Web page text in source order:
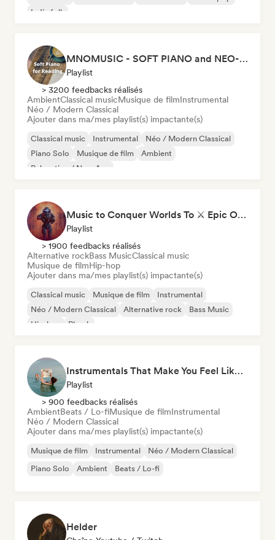
Indie folk
MNOMUSIC - SOFT PIANO and NEO-CLASSICAL
Playlist
> 3200 feedbacks réalisés
AmbientClassical musicMusique de filmInstrumental
Néo / Modern Classical
Ajouter dans ma/mes playlist(s) impactante(s)
Classical music Instrumental
Néo / Modern Classical
Piano Solo
Musique de film
Ambient
Relaxation / New Age
Music to Conquer Worlds To ⚔️ Epic Orchestral, Cinematic & Trailer Music
Playlist
> 1900 feedbacks réalisés
Alternative rockBass MusicClassical music
Musique de filmHip-hop
Ajouter dans ma/mes playlist(s) impactante(s)
Classical music Musique de film
Instrumental
Néo / Modern Classical
Alternative rock
Bass Music
Hip-hop
Phonk
Instrumentals That Make You Feel Like Floating
Playlist
> 900 feedbacks réalisés
AmbientBeats / Lo-fiMusique de filmInstrumental
Néo / Modern Classical
Ajouter dans ma/mes playlist(s) impactante(s)
Musique de film Instrumental
Néo / Modern Classical
Piano Solo
Ambient Beats / Lo-fi
Helder